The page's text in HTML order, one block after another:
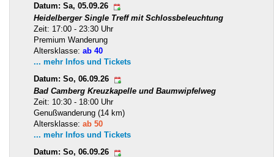
Datum: Sa, 05.09.26
Heidelberger Single Treff mit Schlossbeleuchtung
Zeit: 17:00 - 23:30 Uhr
Premium Wanderung
Altersklasse: ab 40
... mehr Infos und Tickets
Datum: So, 06.09.26
Bad Camberg Kreuzkapelle und Baumwipfelweg
Zeit: 10:30 - 18:00 Uhr
Genußwanderung (14 km)
Altersklasse: ab 50
... mehr Infos und Tickets
Datum: So, 06.09.26